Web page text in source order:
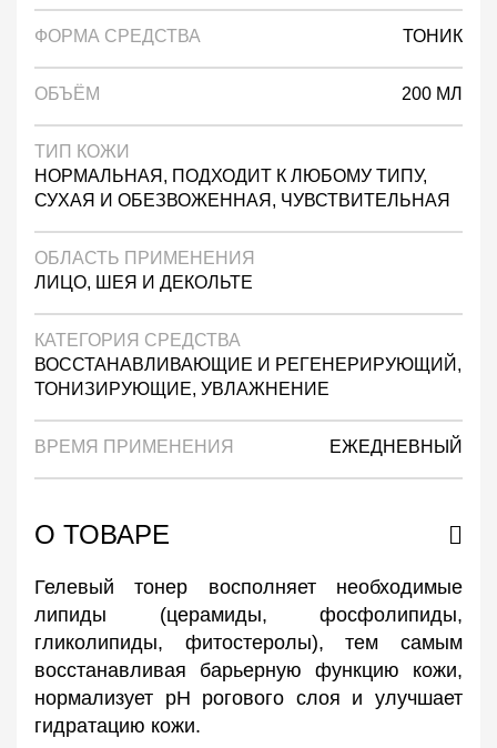
ФОРМА СРЕДСТВА ТОНИК
ОБЪЁМ 200 МЛ
ТИП КОЖИ
НОРМАЛЬНАЯ, ПОДХОДИТ К ЛЮБОМУ ТИПУ,
СУХАЯ И ОБЕЗВОЖЕННАЯ, ЧУВСТВИТЕЛЬНАЯ
ОБЛАСТЬ ПРИМЕНЕНИЯ
ЛИЦО, ШЕЯ И ДЕКОЛЬТЕ
КАТЕГОРИЯ СРЕДСТВА
ВОССТАНАВЛИВАЮЩИЕ И РЕГЕНЕРИРУЮЩИЙ,
ТОНИЗИРУЮЩИЕ, УВЛАЖНЕНИЕ
ВРЕМЯ ПРИМЕНЕНИЯ ЕЖЕДНЕВНЫЙ
О ТОВАРЕ
Гелевый тонер восполняет необходимые
липиды (церамиды, фосфолипиды,
гликолипиды, фитостеролы), тем самым
восстанавливая барьерную функцию кожи,
нормализует рН рогового слоя и улучшает
гидратацию кожи.